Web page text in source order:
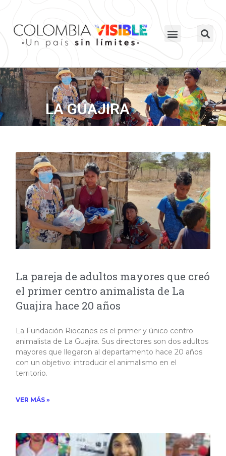
LA GUAJIRA
La pareja de adultos mayores que creó
el primer centro animalista de La
Guajira hace 20 años
La Fundación Riocanes es el primer y único centro
animalista de La Guajira. Sus directores son dos adultos
mayores que llegaron al departamento hace 20 años
con un objetivo: introducir el animalismo en el
territorio.
VER MÁS »